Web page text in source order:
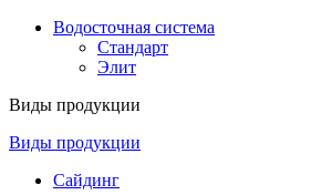
Водосточная система
Стандарт
Элит
Виды продукции
Виды продукции
Сайдинг